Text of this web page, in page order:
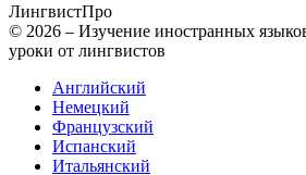
ЛингвистПро
© 2026 – Изучение иностранных
уроки от лингвистов
Английский
Немецкий
Французский
Испанский
Итальянский